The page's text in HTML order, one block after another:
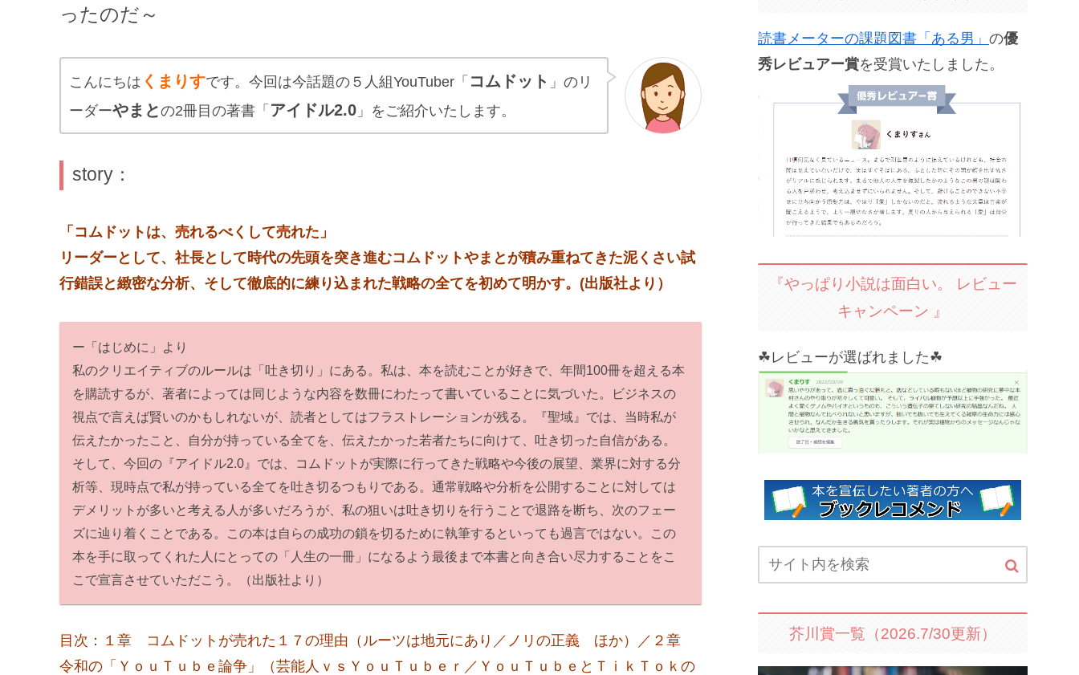
ったのだ～
こんにちは くまりすです。今回は今話題の５人組YouTuber「 コムドット 」のリ
ーダーやまとの2冊目の著書「 アイドル2.0 」をご紹介いたします。
story：
「コムドットは、売れるべくして売れた」
リーダーとして、社長として時代の先頭を突き進むコムドットやまとが積み重ねてきた泥くさい試
行錯誤と緻密な分析、そして徹底的に練り込まれた戦略の全てを初めて明かす。(出版社より）
ー「はじめに」より
私のクリエイティブのルールは「吐き切り」にある。私は、本を読むことが好きで、年間100冊を超える本
を購読するが、著者によっては同じような内容を数冊にわたって書いていることに気づいた。ビジネスの
視点で言えば賢いのかもしれないが、読者としてはフラストレーションが残る。『聖域』では、当時私が
伝えたかったこと、自分が持っている全てを、伝えたかった若者たちに向けて、吐き切った自信がある。
そして、今回の『アイドル2.0』では、コムドットが実際に行ってきた戦略や今後の展望、業界に対する分
析等、現時点で私が持っている全てを吐き切るつもりである。通常戦略や分析を公開することに対しては
デメリットが多いと考える人が多いだろうが、私の狙いは吐き切りを行うことで退路を断ち、次のフェー
ズに辿り着くことである。この本は自らの成功の鎖を切るために執筆するといっても過言ではない。この
本を手に取ってくれた人にとっての「人生の一冊」になるよう最後まで本書と向き合い尽力することをこ
こで宣言させていただこう。（出版社より）
目次：１章 コムドットが売れた１７の理由（ルーツは地元にあり／ノリの正義 ほか）／２章
令和の「ＹｏｕＴｕｂｅ論争」（芸能人ｖｓＹｏｕＴｕｂｅｒ／ＹｏｕＴｕｂｅとＴｉｋＴｏｋの
読書メーターの課題図書「ある男」 の優
秀レビュアー賞を受賞いたしました。
『やっぱり小説は面白い。 レビュー
キャンペーン 』
☘レビューが選ばれました☘
芥川賞一覧（2026.7/30更新）